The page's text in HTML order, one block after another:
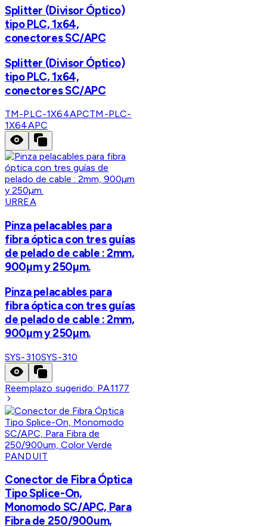
Splitter (Divisor Óptico)
tipo PLC, 1x64,
conectores SC/APC
Splitter (Divisor Óptico)
tipo PLC, 1x64,
conectores SC/APC
TM-PLC-1X64APCTM-PLC-
1X64APC
URREA
Pinza pelacables para
fibra óptica con tres guías
de pelado de cable : 2mm,
900µm y 250µm.
Pinza pelacables para
fibra óptica con tres guías
de pelado de cable : 2mm,
900µm y 250µm.
SYS-310SYS-310
Reemplazo sugerido: PA1177
PANDUIT
Conector de Fibra Óptica
Tipo Splice-On,
Monomodo SC/APC, Para
Fibra de 250/900um,